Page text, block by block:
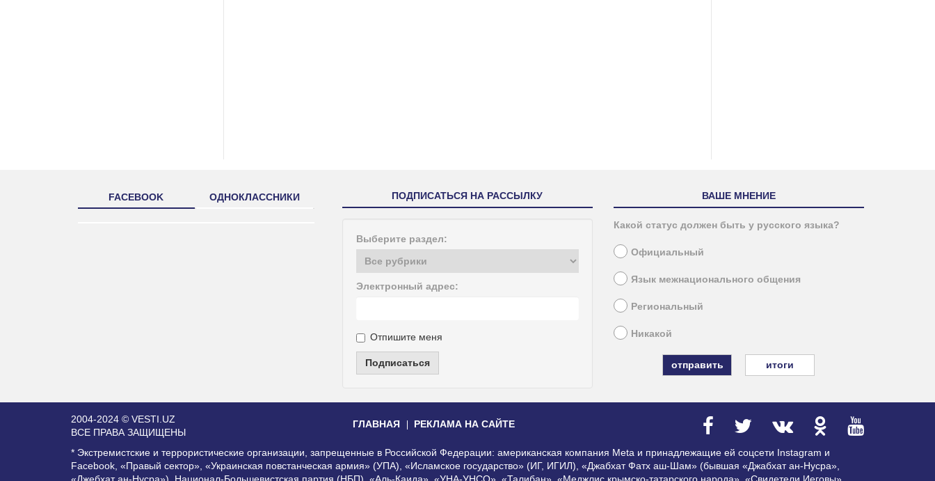
FACEBOOK ОДНОКЛАССНИКИ ПОДПИСАТЬСЯ НА РАССЫЛКУ
Выберите раздел:
Электронный адрес:
Отпишите меня
Подписаться
ВАШЕ МНЕНИЕ
Какой статус должен быть у русского языка?
Официальный
Язык межнационального общения
Региональный
Никакой
итоги
2004-2024 © VESTI.UZ
ВСЕ ПРАВА ЗАЩИЩЕНЫ
ГЛАВНАЯ РЕКЛАМА НА САЙТЕ
* Экстремистские и террористические организации, запрещенные в Российской Федерации: американская компания Meta и принадлежащие ей соцсети Instagram и
Facebook, «Правый сектор», «Украинская повстанческая армия» (УПА), «Исламское государство» (ИГ, ИГИЛ), «Джабхат Фатх аш-Шам» (бывшая «Джабхат ан-Нусра»,
«Джебхат ан-Нусра»), Национал-Большевистская партия (НБП), «Аль-Каида», «УНА-УНСО», «Талибан», «Меджлис крымско-татарского народа», «Свидетели Иеговы»,